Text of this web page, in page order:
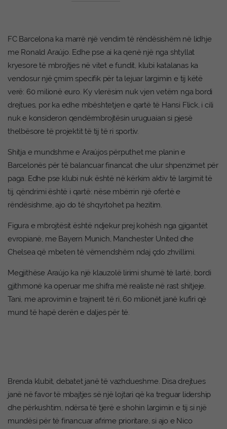
FC Barcelona ka marrë një vendim të rëndësishëm në lidhje
me Ronald Araújo. Edhe pse ai ka qenë një nga shtyllat
kryesore të mbrojtjes në vitet e fundit, klubi katalanas ka
vendosur një çmim specifik për ta lejuar largimin e tij këtë
verë: 60 milionë euro. Ky vlerësim nuk vjen vetëm nga bordi
drejtues, por ka edhe mbështetjen e qartë të Hansi Flick, i cili
nuk e konsideron qendërmbrojtësin uruguaian si pjesë
thelbësore të projektit të tij të ri sportiv.
Shitja e mundshme e Araújos përputhet me planin e
Barcelonës për të balancuar financat dhe ulur shpenzimet për
paga. Edhe pse klubi nuk është në kërkim aktiv të largimit të
tij, qëndrimi është i qartë: nëse mbërrin një ofertë e
rëndësishme, ajo do të shqyrtohet pa hezitim.
Figura e mbrojtësit është ndjekur prej kohësh nga gjigantët
evropianë, me Bayern Munich, Manchester United dhe
Chelsea që mbeten të vëmendshëm ndaj çdo zhvillimi.
Megjithëse Araújo ka një klauzolë lirimi shumë të lartë, bordi
gjithmonë ka operuar me shifra më realiste në rast shitjeje.
Tani, me aprovimin e trajnerit të ri, 60 milionët janë kufiri që
mund të hapë derën e daljes për të.
Brenda klubit, debatet janë të vazhdueshme. Disa drejtues
janë në favor të mbajtjes së një lojtari që ka treguar lidership
dhe përkushtim, ndërsa të tjerë e shohin largimin e tij si një
mundësi për të financuar afrime prioritare, si ajo e Nico